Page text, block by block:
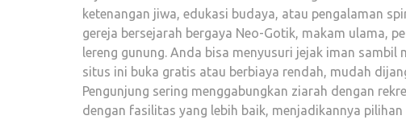
ketenangan jiwa, edukasi budaya, atau pengalaman
gereja bersejarah bergaya Neo-Gotik, makam ulama,
lereng gunung. Anda bisa menyusuri jejak iman
situs ini buka gratis atau berbiaya rendah, mudah
Pengunjung sering menggabungkan ziarah dengan
dengan fasilitas yang lebih baik, menjadikannya